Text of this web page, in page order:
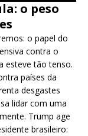
o peso
o papel do
contra o
esteve tão tenso.
países da
desgastes
lidar com uma
Trump age
brasileiro: